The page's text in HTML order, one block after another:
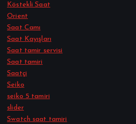
Köstekli Saat
Orient
Saat Camı
Saat Kayışları
Saat tamir servisi
Saat tamiri
Saatçi
Seiko
seiko 5 tamiri
slider
Swatch saat tamiri